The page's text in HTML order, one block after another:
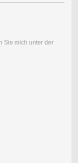
Sie mich unter der